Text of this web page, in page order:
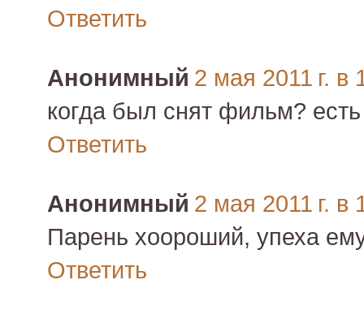
Ответить
Анонимный 2 мая 2011 г. в
когда был снят фильм?
Ответить
Анонимный 2 мая 2011 г. в
Парень хоороший, упеха
Ответить